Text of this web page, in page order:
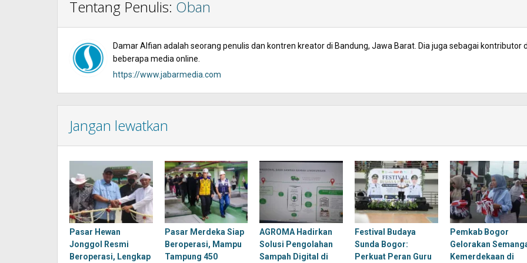
Tentang Penulis: Oban
Damar Alfian adalah seorang penulis dan kontren kreator di Bandung, Jawa Barat. Dia juga sebagai kontributor
beberapa media online.
https://www.jabarmedia.com
Jangan lewatkan
Pasar Hewan
Jonggol Resmi
Beroperasi, Lengkap
Pasar Merdeka Siap
Beroperasi, Mampu
Tampung 450
AGROMA Hadirkan
Solusi Pengolahan
Sampah Digital di
Festival Budaya
Sunda Bogor:
Perkuat Peran Guru
Pemkab Bogor
Gelorakan
Kemerdekaan di